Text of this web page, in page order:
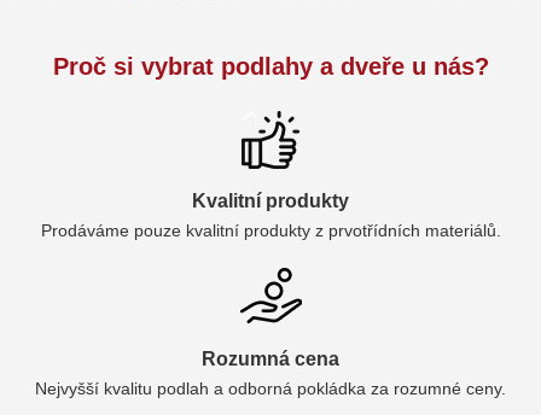
Proč si vybrat podlahy a dveře u nás?
Kvalitní produkty
Prodáváme pouze kvalitní produkty z prvotřídních materiálů.
Rozumná cena
Nejvyšší kvalitu podlah a odborná pokládka za rozumné ceny.